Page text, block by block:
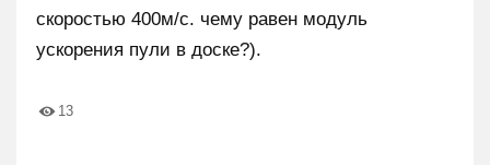
скоростью 400м/с. чему равен модуль
ускорения пули в доске?).
13